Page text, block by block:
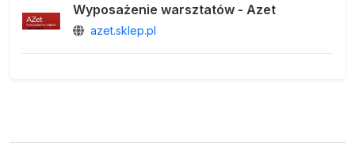
Wyposażenie warsztatów - Azet
azet.sklep.pl